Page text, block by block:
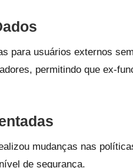
para usuários externos
permitindo que ex-
mudanças nas
de segurança.